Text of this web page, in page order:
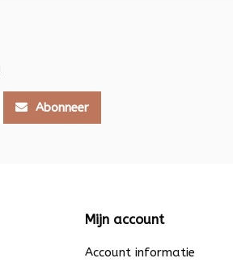
Abonneer
Mijn account
Account informatie